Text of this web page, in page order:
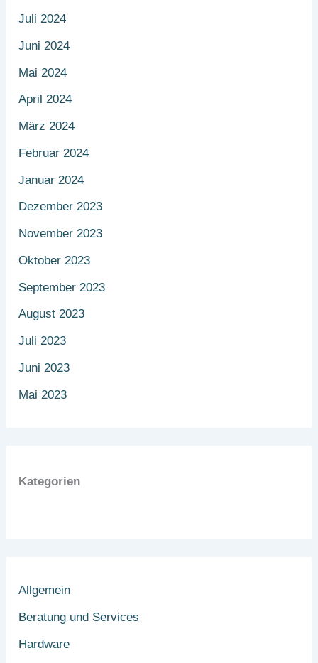
Juli 2024
Juni 2024
Mai 2024
April 2024
März 2024
Februar 2024
Januar 2024
Dezember 2023
November 2023
Oktober 2023
September 2023
August 2023
Juli 2023
Juni 2023
Mai 2023
Kategorien
Allgemein
Beratung und Services
Hardware